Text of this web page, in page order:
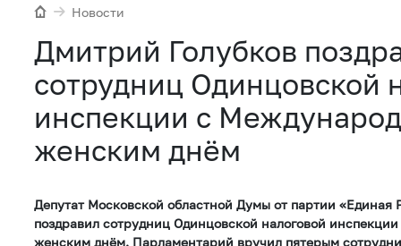
Новости
Дмитрий Голубков
сотрудниц Одинцовской
инспекции с
женским днём
Депутат Московской областной Думы от партии «Единая
поздравил сотрудниц Одинцовской налоговой
женским днём. Парламентарий вручил пятерым